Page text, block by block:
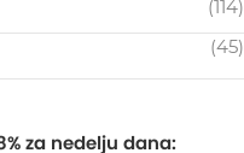
(114)
(45)
za nedelju dana: